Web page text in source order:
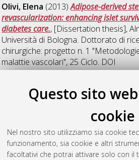
Questo sito
cookie
Nel nostro sito utilizziamo sia cookie
funzionamento, sia cookie e altri
facoltativi che potrai attivare solo con il
Olivi, Elena (2013)Adipose-derived
revascularization: enhancing islet
diabetes care., [Dissertation thesis],
Università di Bologna. Dottorato di
chirurgiche: progetto n. 1
malattie vascolari", 25 Ciclo. DOI
10.6092/unibo/amsdottorato/5603.
Rapicetta, Cristian(2013)Risultati
dopo sutura o plicatura del diaframma
Alma Mater Studiorum Università di
Scienze mediche
"Scienze pneumo-cardio-toraciche di
chirurgico", 25 Ciclo. DOI 10.6092/